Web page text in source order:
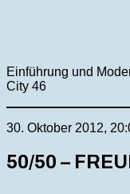
Einführung und
City 46
30. Oktober 2012,
50/50 –